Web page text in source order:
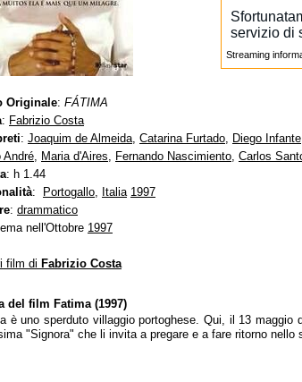
Streaming
Originale: FÁTIMA
: Fabrizio Costa
: Joaquim de Almeida, Catarina Furtado, Diego Infante
André, Maria d'Aires, Fernando Nascimiento, Carlos
: h 1.44
: Portogallo, Italia 1997
: drammatico
nell'Ottobre 1997
film di Fabrizio Costa
del film Fatima (1997)
è uno sperduto villaggio portoghese. Qui, il 13
"Signora" che li invita a pregare e a fare ritorno